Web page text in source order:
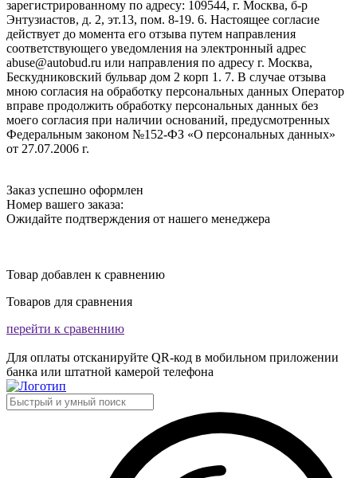
зарегистрированному по адресу: 109544, г. Москва, б-р
Энтузиастов, д. 2, эт.13, пом. 8-19. 6. Настоящее согласие
действует до момента его отзыва путем направления
соответствующего уведомления на электронный адрес
abuse@autobud.ru или направления по адресу г. Москва,
Бескудниковский бульвар дом 2 корп 1. 7. В случае отзыва
мною согласия на обработку персональных данных Оператор
вправе продолжить обработку персональных данных без
моего согласия при наличии оснований, предусмотренных
Федеральным законом №152-ФЗ «О персональных данных»
от 27.07.2006 г.
Заказ успешно оформлен
Номер вашего заказа:
Ожидайте подтверждения от нашего менеджера
Товар добавлен к сравнению
Товаров для сравнения
перейти к сравеннию
Для оплаты отсканируйте QR-код в мобильном приложении
банка или штатной камерой телефона